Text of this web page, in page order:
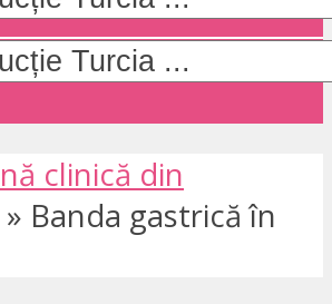
clinică din
» Banda gastrică în